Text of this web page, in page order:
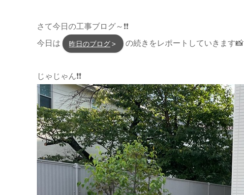
さて今日の工事ブログ～❗❗
今日は
昨日のブログ の続きをレポートしていきます📸
じゃじゃん❗❗